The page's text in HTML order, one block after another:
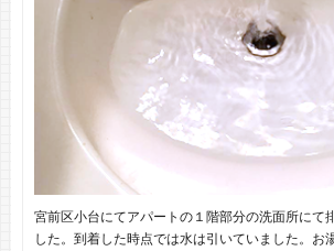
宮前区小台にてアパートの１階部分の洗面所にて
した。到着した時点では水は引いていました。お